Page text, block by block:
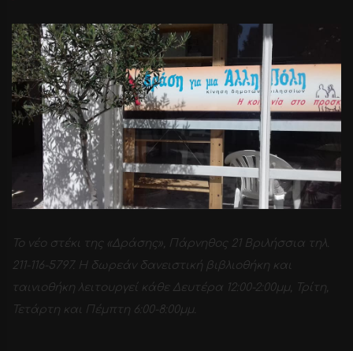
Το νέο στέκι της «Δράσης», Πάρνηθος 21 Βριλήσσια τηλ.
211-116-5797. H δωρεάν δανειστική βιβλιοθήκη και
ταινιοθήκη λειτουργεί κάθε Δευτέρα 12:00-2:00μμ, Τρίτη,
Τετάρτη και Πέμπτη 6:00-8:00μμ.